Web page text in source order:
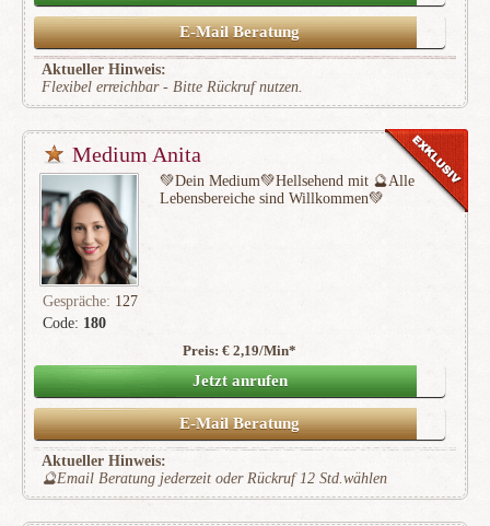
E-Mail Beratung
Aktueller Hinweis:
Flexibel erreichbar - Bitte Rückruf nutzen.
Medium Anita
Code: 180
💚Dein Medium💚Hellsehend mit 🔮Alle
Lebensbereiche sind Willkommen💚
Gespräche: 127
(20)
Preis: € 2,19/Min*
Jetzt anrufen
E-Mail Beratung
Aktueller Hinweis:
🔮Email Beratung jederzeit oder Rückruf 12 Std.wählen